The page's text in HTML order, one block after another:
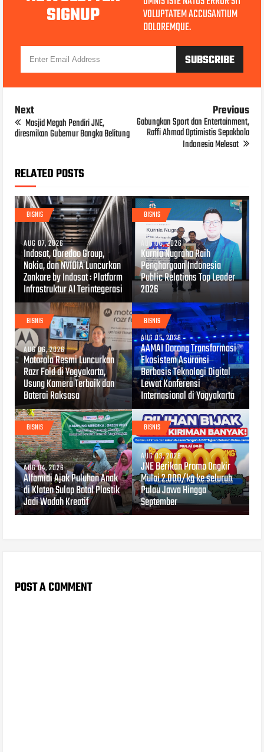
SIGNUP VOLUPTATEM ACCUSANTIUM
DOLOREMQUE.
Next
Masjid Megah Pendiri JNE,
diresmikan Gubernur Bangka Belitung
Previous
Gabungkan Sport dan Entertainment,
Raffi Ahmad Optimistis Sepakbola
Indonesia Melesat
RELATED POSTS
BISNIS
AUG 07, 2026
Indosat, Ooredoo Group,
Nokia, dan NVIDIA Luncurkan
Zankore by Indosat : Platform
Infrastruktur AI Terintegerasi
BISNIS
AUG 06, 2026
Kurnia Nugraha Raih
Penghargaan Indonesia
Public Relations Top Leader
2026
BISNIS
AUG 06, 2026
Motorola Resmi Luncurkan
Razr Fold di Yogyakarta,
Usung Kamera Terbaik dan
Baterai Raksasa
BISNIS
AUG 05, 2026
AAMAI Dorong Transformasi
Ekosistem Asuransi
Berbasis Teknologi Digital
Lewat Konferensi
Internasional di Yogyakarta
BISNIS
AUG 04, 2026
Alfamidi Ajak Puluhan Anak
di Klaten Sulap Botol Plastik
Jadi Wadah Kreatif
BISNIS
AUG 03, 2026
JNE Berikan Promo Ongkir
Mulai 2.000/kg ke seluruh
Pulau Jawa Hingga
September
POST A COMMENT